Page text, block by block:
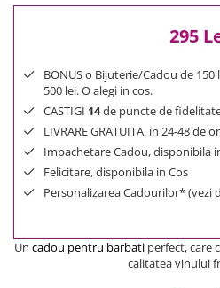
Pret
200 Lei - 300 Lei
300 Lei - 500 Lei
500 Lei - 1000 Lei
1000 Lei +
295
BONUS o Bijuterie/Cadou de
500 lei. O alegi in cos.
CASTIGI 14de puncte de
LIVRARE GRATUITA, in 24-48 de
Impachetare Cadou, disponibila
Felicitare, disponibila in Cos
Personalizarea Cadourilor* (vezi
Un cadou pentru barbati perfect, care
calitatea vinului